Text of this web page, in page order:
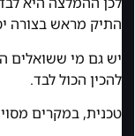
התיק מראש בצורה
יש גם מי ששואלים
להכין הכול לבד.
טכנית, במקרים